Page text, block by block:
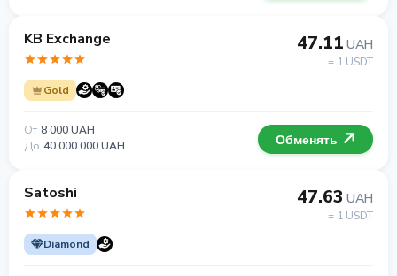
KB Exchange
Gold
47.11 UAH
= 1 USDT
От 8 000 UAH
До 40 000 000 UAH Обменять
Satoshi
Diamond
47.63 UAH
= 1 USDT